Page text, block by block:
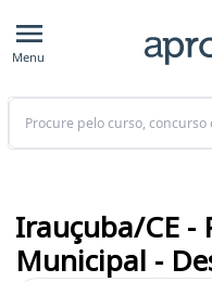
Menu
Buscar
Irauçuba/CE -
Municipal -